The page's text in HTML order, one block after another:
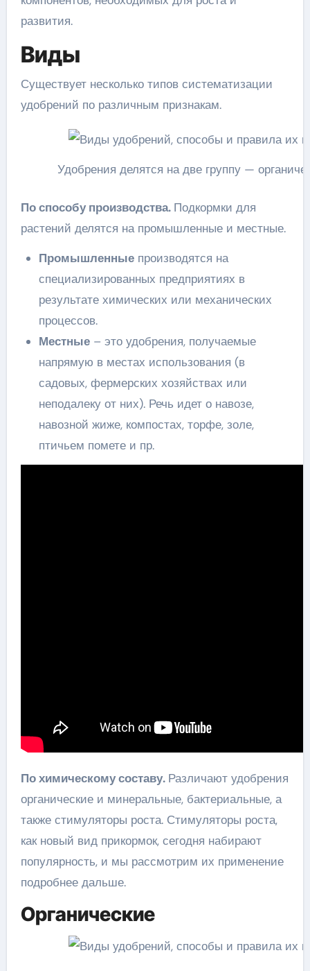
развития.
Виды
Существует несколько типов систематизации
удобрений по различным признакам.
Удобрения делятся на две группу —
По способу производства. Подкормки для
растений делятся на промышленные и местные.
Промышленныепроизводятся на
специализированных предприятиях в
результате химических или механических
процессов.
Местные– это удобрения, получаемые
напрямую в местах использования (в
садовых, фермерских хозяйствах или
неподалеку от них). Речь идет о навозе,
навозной жиже, компостах, торфе, золе,
птичьем помете и пр.
По химическому составу. Различают удобрения
органические и минеральные, бактериальные, а
также стимуляторы роста. Стимуляторы роста,
как новый вид прикормок, сегодня набирают
популярность, и мы рассмотрим их применение
подробнее дальше.
Органические